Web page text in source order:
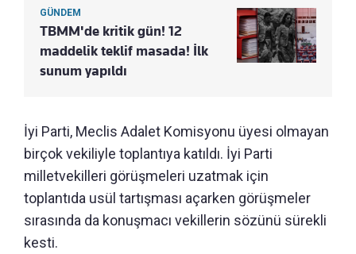
GÜNDEM
TBMM'de kritik gün! 12
maddelik teklif masada! İlk
sunum yapıldı
İyi Parti, Meclis Adalet Komisyonu üyesi olmayan
birçok vekiliyle toplantıya katıldı. İyi Parti
milletvekilleri görüşmeleri uzatmak için
toplantıda usül tartışması açarken görüşmeler
sırasında da konuşmacı vekillerin sözünü sürekli
kesti.